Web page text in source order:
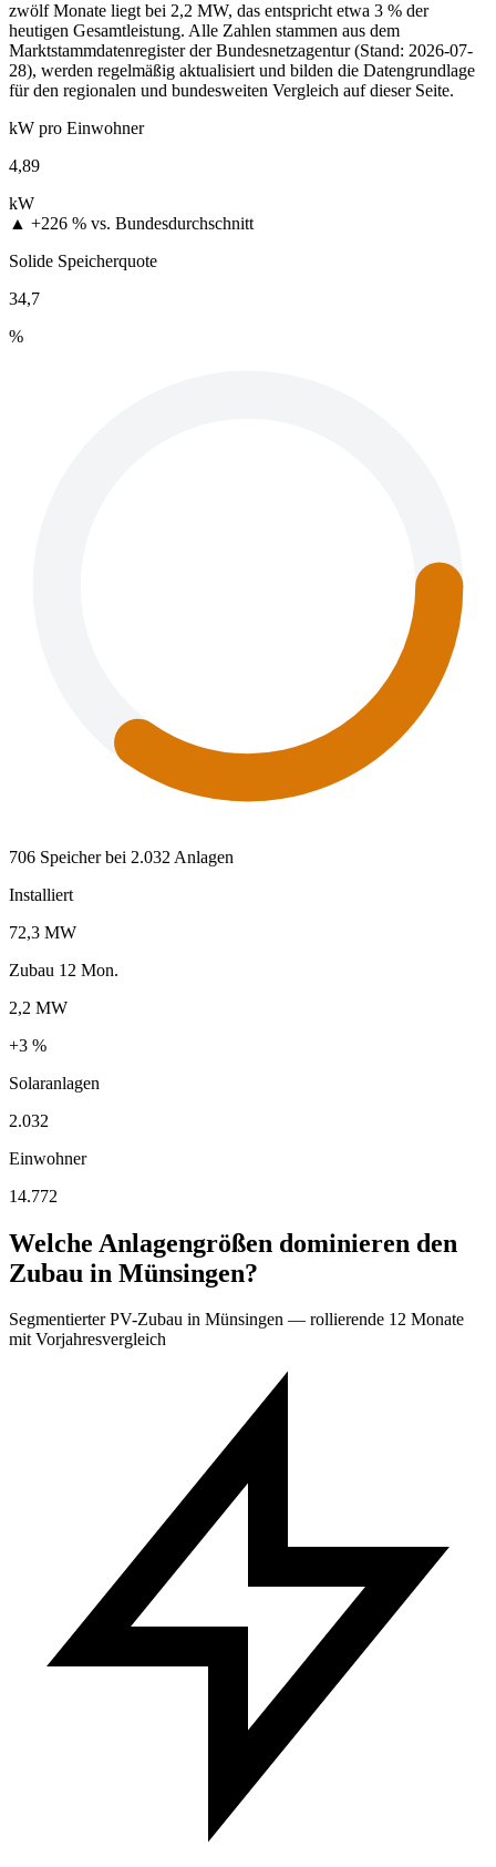
zwölf Monate liegt bei 2,2 MW, das entspricht etwa 3 % der
heutigen Gesamtleistung. Alle Zahlen stammen aus dem
Marktstammdatenregister der Bundesnetzagentur (Stand: 2026-07-
28), werden regelmäßig aktualisiert und bilden die Datengrundlage
für den regionalen und bundesweiten Vergleich auf dieser Seite.
kW pro Einwohner
4,89
kW
▲ +226 % vs. Bundesdurchschnitt
Solide Speicherquote
34,7
%
706 Speicher bei 2.032 Anlagen
Installiert
72,3 MW
Zubau 12 Mon.
2,2 MW
+3 %
Solaranlagen
2.032
Einwohner
14.772
Welche Anlagengrößen dominieren den
Zubau in Münsingen?
Segmentierter PV-Zubau in Münsingen — rollierende 12 Monate
mit Vorjahresvergleich